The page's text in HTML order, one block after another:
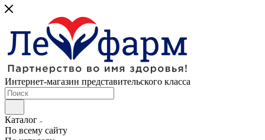
Интернет-магазин представительского класса
Каталог
По всему сайту